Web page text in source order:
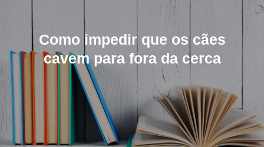
Como impedir que os cães
cavem para fora da cerca